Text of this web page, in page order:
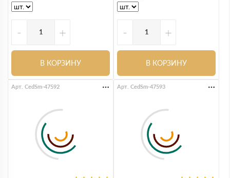
- +
В КОРЗИНУ
- +
В КОРЗИНУ
Арт. CedSm-47592 Арт. CedSm-47593